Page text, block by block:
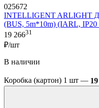
025672
INTELLIGENT ARLIGHT
(BUS, 5m*10m) (IARL, IP20
19 26631
₽/шт
В наличии
Коробка (картон) 1 шт —